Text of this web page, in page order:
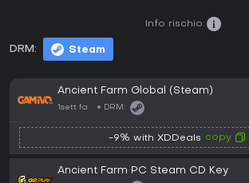
DRM: Steam
Info rischio:
Ancient Farm Global (Steam)
1sett fa DRM:
-9% with XDDeals copy
Ancient Farm PC Steam CD Key